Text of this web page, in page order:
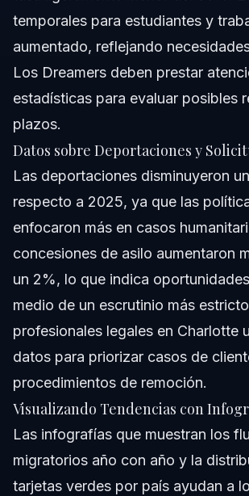
temporales para estudiantes y
aumentado, reflejando
Los Dreamers deben prestar
estadísticas para evaluar posibles
plazos.
Datos sobre Deportaciones y
Las deportaciones disminuyeron
respecto a 2025, ya que las
enfocaron más en casos
concesiones de asilo aumentaron
un 2%, lo que indica
medio de un escrutinio más
profesionales legales en Charlotte
datos para priorizar casos de
procedimientos de remoción.
Visualizando Tendencias con
Las infografías que muestran los
migratorios año con año y la
tarjetas verdes por país ayudan a